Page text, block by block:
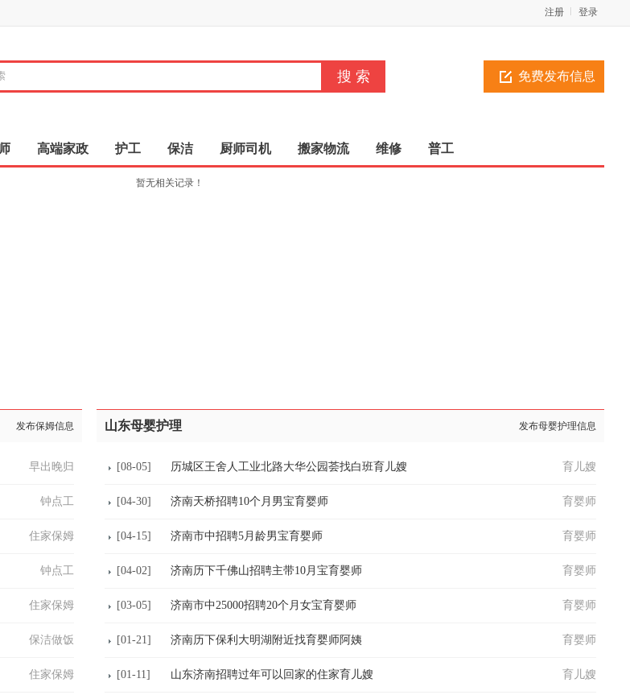
登录
注册
免费发布信息
高端家政 护工 保洁 厨师司机 搬家物流 维修 普工
暂无相关记录！
发布保姆信息
早出晚归
钟点工
住家保姆
钟点工
住家保姆
保洁做饭
住家保姆
山东母婴护理 发布母婴护理信息
[08-05] 历城区王舍人工业北路大华公园荟找白班育儿嫂 育儿嫂
[04-30] 济南天桥招聘10个月男宝育婴师 育婴师
[04-15] 济南市中招聘5月龄男宝育婴师 育婴师
[04-02] 济南历下千佛山招聘主带10月宝育婴师 育婴师
[03-05] 济南市中25000招聘20个月女宝育婴师 育婴师
[01-21] 济南历下保利大明湖附近找育婴师阿姨 育婴师
[01-11] 山东济南招聘过年可以回家的住家育儿嫂 育儿嫂